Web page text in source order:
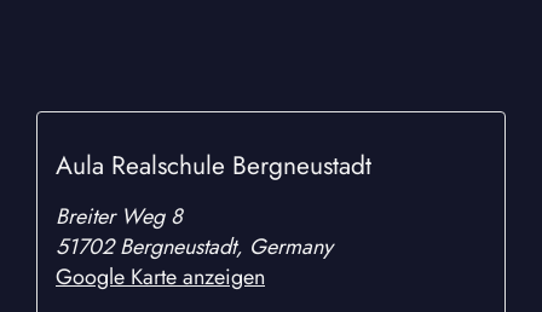
Aula Realschule Bergneustadt
Breiter Weg 8
51702 Bergneustadt, Germany
Google Karte anzeigen